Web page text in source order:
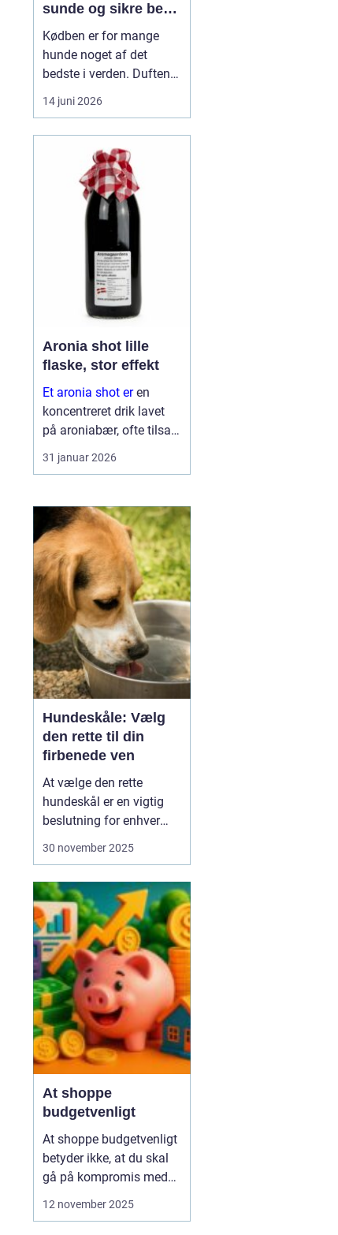
sunde og sikre ben
til din hund
Kødben er for mange
hunde noget af det
bedste i verden. Duften
af tørret okseknogle eller
et lækkert marvben kan
hund til at spidse ører.
Men hvordan vælger
man kødben, som b...
14 juni 2026
Aronia shot lille
flaske, stor effekt
Et aronia shot eren
koncentreret drik lavet
på aroniabær, ofte tilsat
andre frugter og
krydderier. Mange bruger
lidt som en vitaminpille i
fl...
31 januar 2026
Hundeskåle: Vælg
den rette til din
firbenede ven
At vælge den rette
hundeskål er en vigtig
beslutning for enhver
hundeejer. Hundeskåle er
måltider serveret; det er
en del af din hunds
daglige rutine og kan
have stor betydning f...
30 november 2025
At shoppe
budgetvenligt
At shoppe budgetvenligt
betyder ikke, at du skal
gå på kompromis med
kvalitet eller stil. Det
12 november 2025